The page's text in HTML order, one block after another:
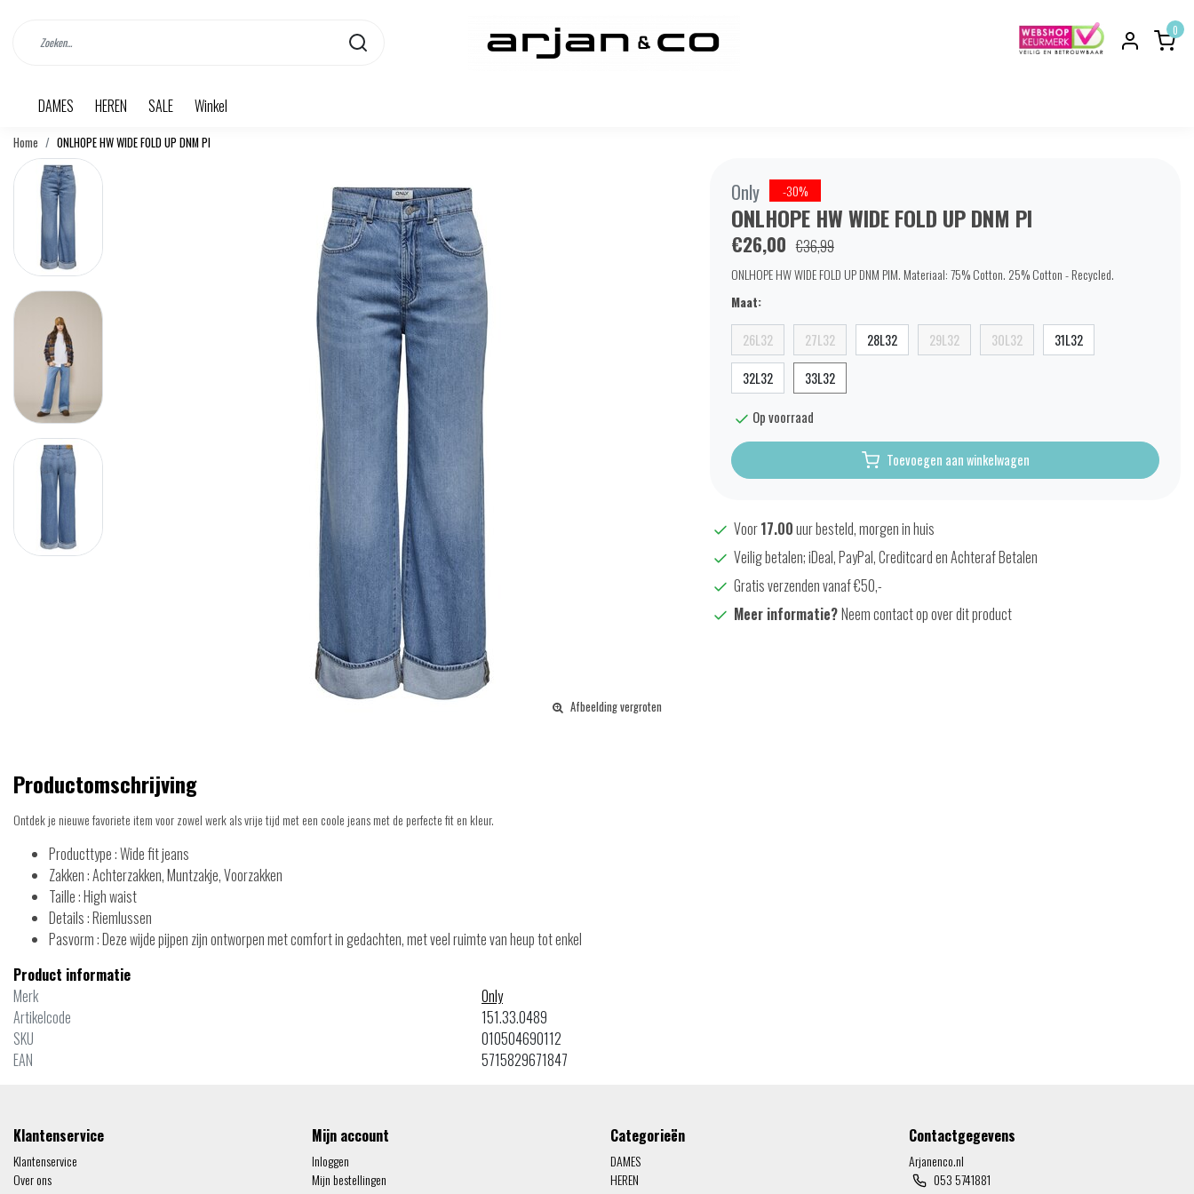
0
DAMES HEREN SALE Winkel
Home ONLHOPE HW WIDE FOLD UP DNM PI
Afbeelding vergroten
Only -30%
ONLHOPE HW WIDE FOLD UP DNM PI
€26,00 €36,99
ONLHOPE HW WIDE FOLD UP DNM PIM. Materiaal: 75% Cotton. 25% Cotton - Recycled.
Maat:
26L32 27L32 28L32 29L32 30L32 31L32
32L32 33L32
Op voorraad
Toevoegen aan winkelwagen
Voor17.00uur besteld, morgen in huis
Veilig betalen; iDeal, PayPal, Creditcard en Achteraf Betalen
Gratis verzenden vanaf €50,-
Meer informatie?Neem contact op over dit product
Productomschrijving
Ontdek je nieuwe favoriete item voor zowel werk als vrije tijd met een coole jeans met de perfecte fit en kleur.
Producttype : Wide fit jeans
Zakken : Achterzakken, Muntzakje, Voorzakken
Taille : High waist
Details : Riemlussen
Pasvorm : Deze wijde pijpen zijn ontworpen met comfort in gedachten, met veel ruimte van heup tot enkel
Product informatie
Merk
Only
Artikelcode
151.33.0489
SKU
010504690112
EAN
5715829671847
Klantenservice
Klantenservice
Over ons
Mijn account
Inloggen
Mijn bestellingen
Categorieën
DAMES
HEREN
Contactgegevens
Arjanenco.nl
053 5741881